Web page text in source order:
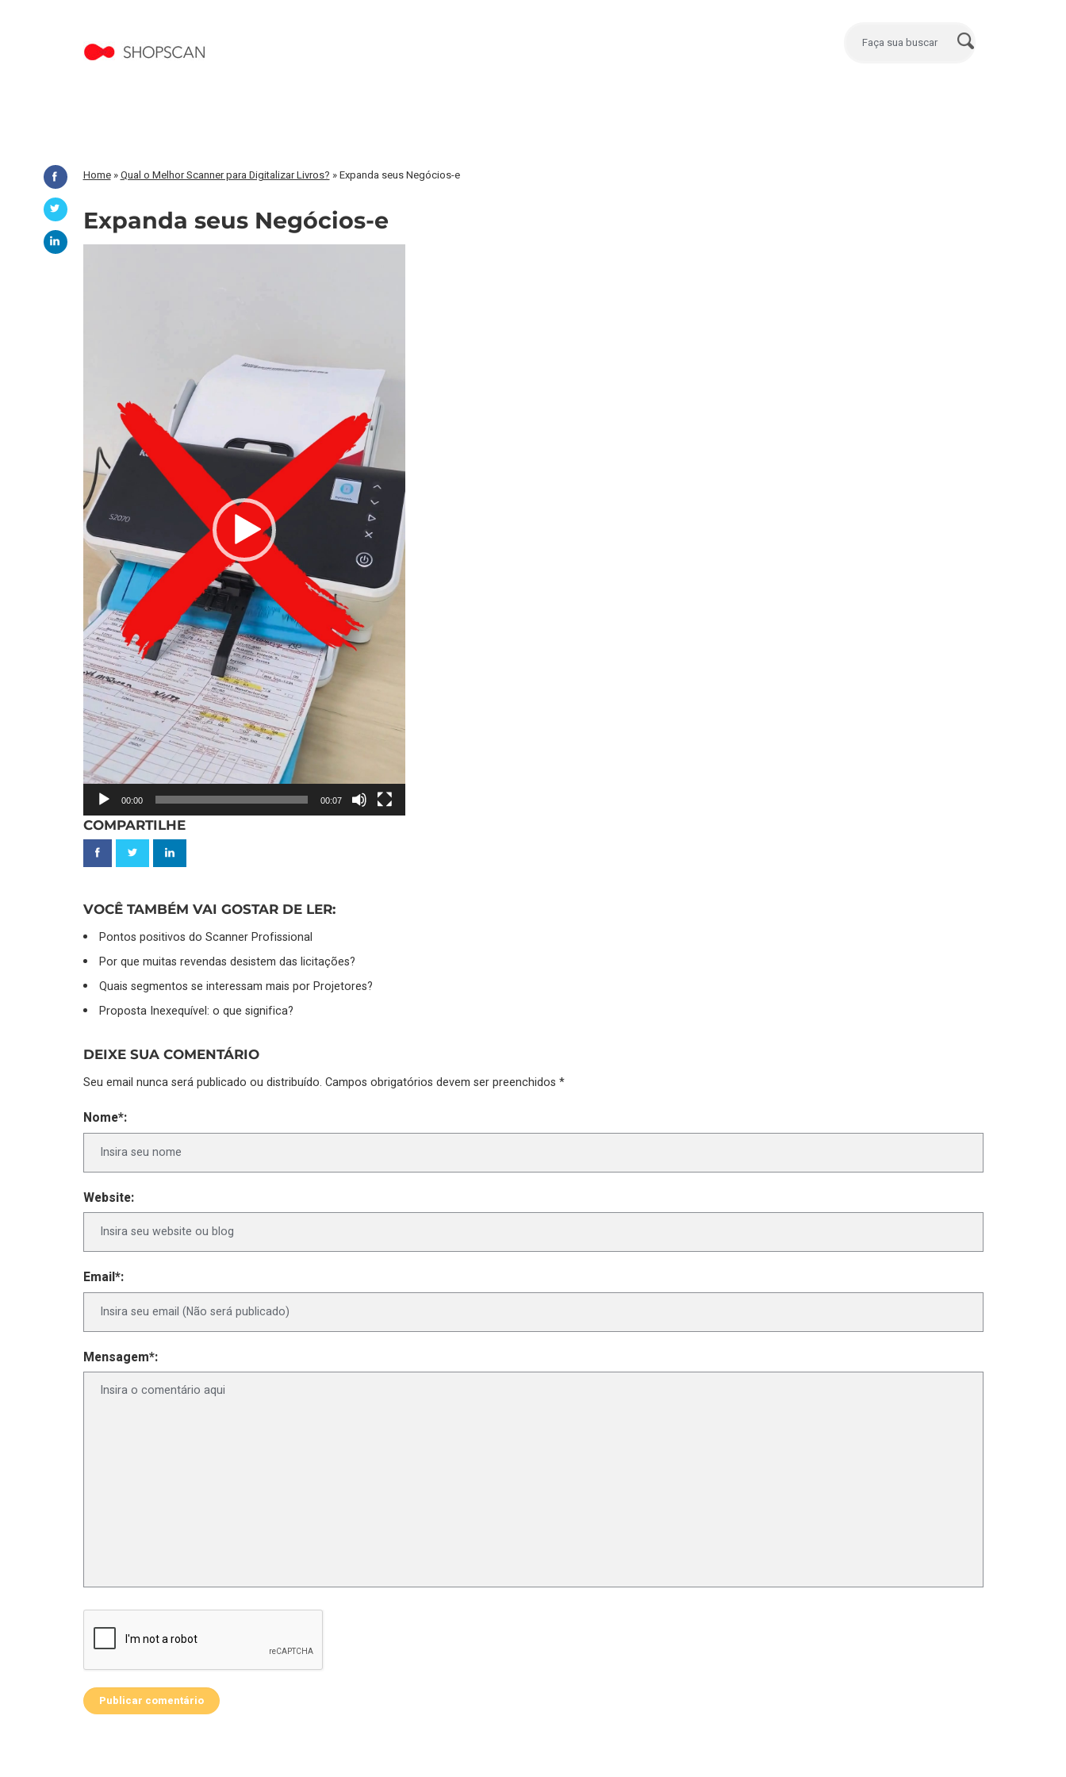
Home»Qual o Melhor Scanner para Digitalizar Livros? »Expanda seus Negócios-e
Expanda seus Negócios-e
00:00 00:07
COMPARTILHE
VOCÊ TAMBÉM VAI GOSTAR DE LER:
Pontos positivos do Scanner Profissional
Por que muitas revendas desistem das licitações?
Quais segmentos se interessam mais por Projetores?
Proposta Inexequível: o que significa?
DEIXE SUA COMENTÁRIO
Seu email nunca será publicado ou distribuído. Campos obrigatórios devem ser preenchidos *
Nome*:
Website:
Email*:
Mensagem*: